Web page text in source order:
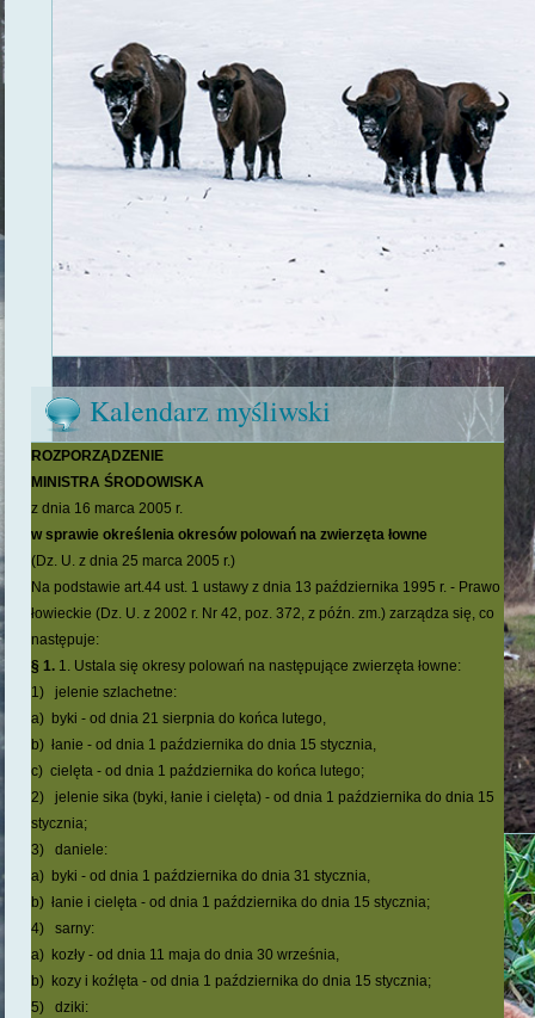
Kalendarz myśliwski
ROZPORZĄDZENIE
MINISTRA ŚRODOWISKA
z dnia 16 marca 2005 r.
w sprawie określenia okresów polowań na zwierzęta łowne
(Dz. U. z dnia 25 marca 2005 r.)
Na podstawie art.44 ust. 1 ustawy z dnia 13 października 1995 r. - Prawo
łowieckie (Dz. U. z 2002 r. Nr 42, poz. 372, z późn. zm.) zarządza się, co
następuje:
§ 1. 1. Ustala się okresy polowań na następujące zwierzęta łowne:
1) jelenie szlachetne:
a) byki - od dnia 21 sierpnia do końca lutego,
b) łanie - od dnia 1 października do dnia 15 stycznia,
c) cielęta - od dnia 1 października do końca lutego;
2) jelenie sika (byki, łanie i cielęta) - od dnia 1 października do dnia 15
stycznia;
3) daniele:
a) byki - od dnia 1 października do dnia 31 stycznia,
b) łanie i cielęta - od dnia 1 października do dnia 15 stycznia;
4) sarny:
a) kozły - od dnia 11 maja do dnia 30 września,
b) kozy i koźlęta - od dnia 1 października do dnia 15 stycznia;
5) dziki: